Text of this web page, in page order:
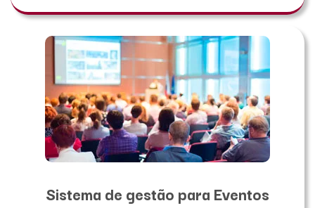
Sistema de gestão para Eventos